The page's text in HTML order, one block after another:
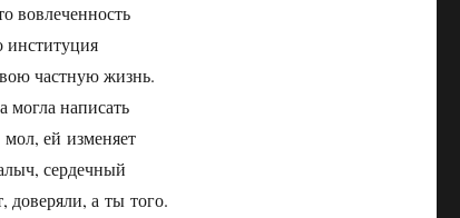
вовлеченность
институция
частную жизнь.
могла написать
ей изменяет
сердечный
доверяли, а ты того.